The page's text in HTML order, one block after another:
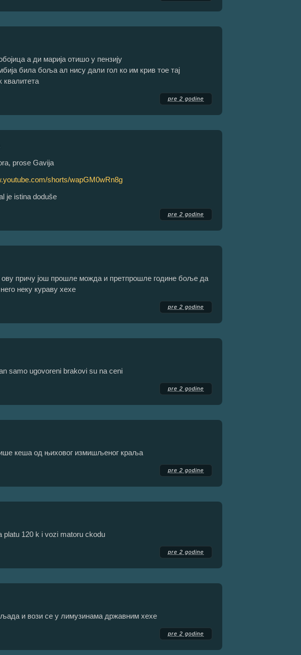
а ди марија отишо у пензију
била боља ал нису дали гол ко им крив тое тај
квалитета
pre 2 godine
prose Gavija
shorts/wapGM0wRn8g
je istina doduše
pre 2 godine
ову причу још прошле можда и претпрошле године боље да
неку кураву хехе
pre 2 godine
samo ugovoreni brakovi su na ceni
pre 2 godine
кеша од њиховог измишљеног краља
pre 2 godine
platu 120 k i vozi matoru ckodu
pre 2 godine
и вози се у лимузинама државним хехе
pre 2 godine